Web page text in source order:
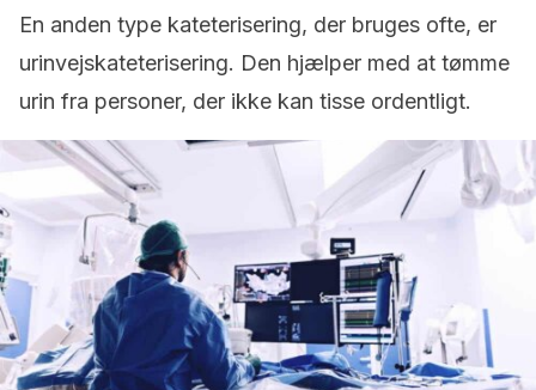
En anden type kateterisering, der bruges ofte, er
urinvejskateterisering. Den hjælper med at tømme
urin fra personer, der ikke kan tisse ordentligt.